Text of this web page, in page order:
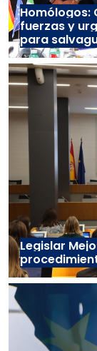
Homólogos:
fuerzas y
para
Legislar